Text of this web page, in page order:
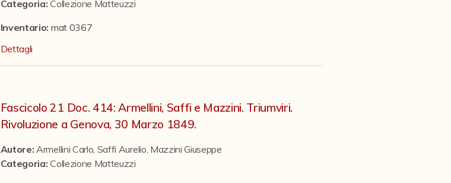
Categoria:Collezione Matteuzzi
Inventario: mat 0367
Dettagli
Fascicolo 21 Doc. 414: Armellini, Saffi e Mazzini. Triumviri.
Rivoluzione a Genova, 30 Marzo 1849.
Autore:Armellini Carlo, Saffi Aurelio, Mazzini Giuseppe
Categoria:Collezione Matteuzzi